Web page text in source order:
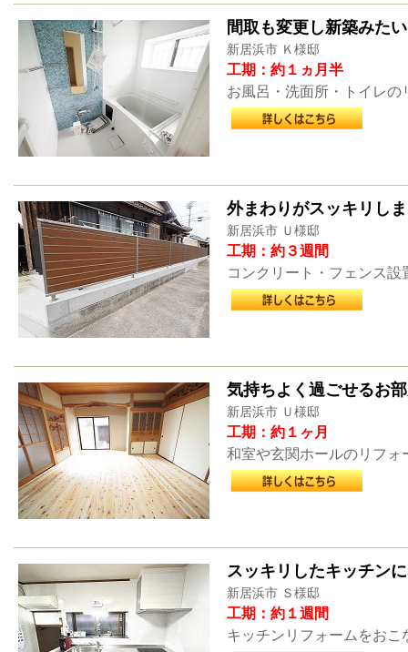
間取も変更し新築みた
新居浜市 Ｋ様邸
工期：約１ヵ月半
お風呂・洗面所・トイレ
外まわりがスッキリし
新居浜市 Ｕ様邸
工期：約３週間
コンクリート・フェンス
気持ちよく過ごせるお
新居浜市 Ｕ様邸
工期：約１ヶ月
和室や玄関ホールのリフォ
スッキリしたキッチン
新居浜市 Ｓ様邸
工期：約１週間
キッチンリフォームをおこ